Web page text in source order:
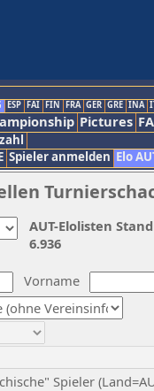
ESP FAI FIN FRA GER GRE INA
Pictures
Spieler anmelden Elo
Vorname
Spieler
AUT-Elolisten
6.936